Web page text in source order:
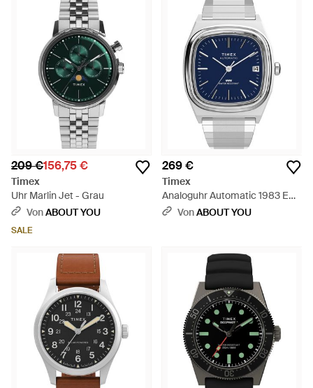
209 €156,75 €
Timex
Uhr Marlin Jet - Grau
VonABOUT YOU
SALE
269 €
Timex
Analoguhr Automatic 1983 E
Line - Blau
VonABOUT YOU